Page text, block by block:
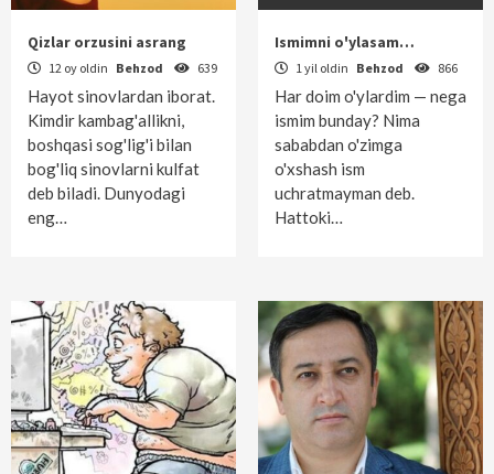
Qizlar orzusini asrang
12 oy oldin Behzod 639
Hayot sinovlardan iborat.
Kimdir kambag'allikni,
boshqasi sog'lig'i bilan
bog'liq sinovlarni kulfat
deb biladi. Dunyodagi
eng…
Ismimni o'ylasam…
1 yil oldin Behzod 866
Har doim o'ylardim — nega
ismim bunday? Nima
sababdan o'zimga
o'xshash ism
uchratmayman deb.
Hattoki…